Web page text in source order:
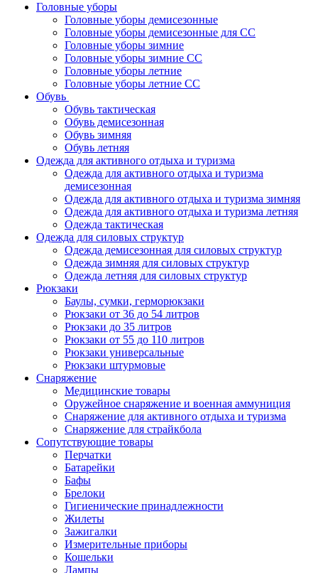
Головные уборы
Головные уборы демисезонные
Головные уборы демисезонные для СС
Головные уборы зимние
Головные уборы зимние СС
Головные уборы летние
Головные уборы летние СС
Обувь
Обувь тактическая
Обувь демисезонная
Обувь зимняя
Обувь летняя
Одежда для активного отдыха и туризма
Одежда для активного отдыха и туризма
демисезонная
Одежда для активного отдыха и туризма зимняя
Одежда для активного отдыха и туризма летняя
Одежда тактическая
Одежда для силовых структур
Одежда демисезонная для силовых структур
Одежда зимняя для силовых структур
Одежда летняя для силовых структур
Рюкзаки
Баулы, сумки, герморюкзаки
Рюкзаки от 36 до 54 литров
Рюкзаки до 35 литров
Рюкзаки от 55 до 110 литров
Рюкзаки универсальные
Рюкзаки штурмовые
Снаряжение
Медицинские товары
Оружейное снаряжение и военная аммуниция
Снаряжение для активного отдыха и туризма
Снаряжение для страйкбола
Сопутствующие товары
Перчатки
Батарейки
Бафы
Брелоки
Гигиенические принадлежности
Жилеты
Зажигалки
Измерительные приборы
Кошельки
Лампы